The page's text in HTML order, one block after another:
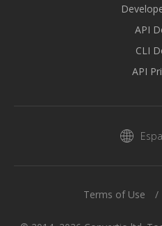
API
CLI
API
Terms of Use